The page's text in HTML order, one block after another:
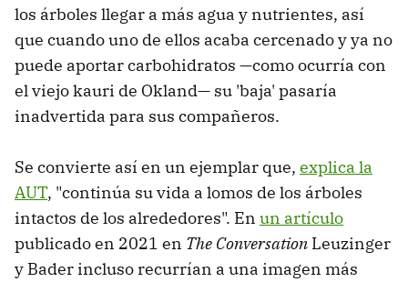
los árboles llegar a más agua y nutrientes, así
que cuando uno de ellos acaba cercenado y ya no
puede aportar carbohidratos —como ocurría con
el viejo kauri de Okland— su 'baja' pasaría
inadvertida para sus compañeros.
Se convierte así en un ejemplar que, explica la
AUT, "continúa su vida a lomos de los árboles
intactos de los alrededores". En un artículo
publicado en 2021 en The Conversation Leuzinger
y Bader incluso recurrían a una imagen más